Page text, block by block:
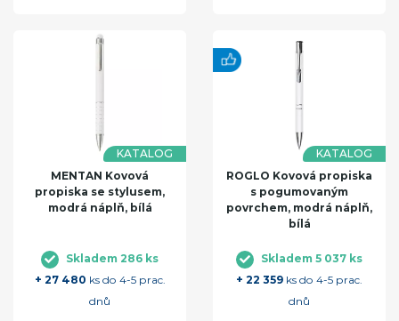
KATALOG
MENTAN Kovová
propiska se stylusem,
modrá náplň, bílá
Skladem 286 ks
+ 27 480 ks do 4-5 prac.
dnů
KATALOG
ROGLO Kovová propiska
s pogumovaným
povrchem, modrá náplň,
bílá
Skladem 5 037 ks
+ 22 359 ks do 4-5 prac.
dnů